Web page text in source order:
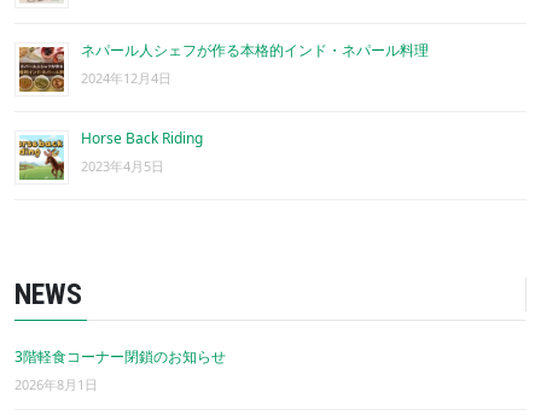
ネパール人シェフが作る本格的インド・ネパール料理
2024年12月4日
Horse Back Riding
2023年4月5日
NEWS
3階軽食コーナー閉鎖のお知らせ
2026年8月1日